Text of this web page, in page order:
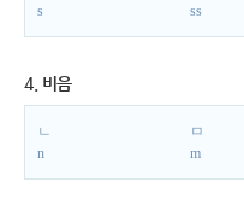
s
ss
4. 비음
ㄴ
n
ㅁ
m